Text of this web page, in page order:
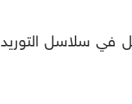
إلى مشاكل في سلاسل التوريد